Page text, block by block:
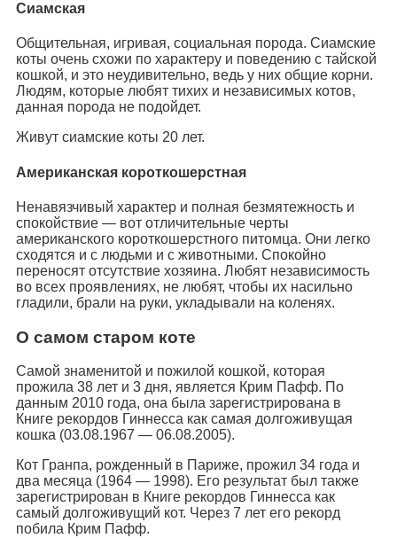
Сиамская
Общительная, игривая, социальная порода. Сиамские
коты очень схожи по характеру и поведению с тайской
кошкой, и это неудивительно, ведь у них общие корни.
Людям, которые любят тихих и независимых котов,
данная порода не подойдет.
Живут сиамские коты 20 лет.
Американская короткошерстная
Ненавязчивый характер и полная безмятежность и
спокойствие — вот отличительные черты
американского короткошерстного питомца. Они легко
сходятся и с людьми и с животными. Спокойно
переносят отсутствие хозяина. Любят независимость
во всех проявлениях, не любят, чтобы их насильно
гладили, брали на руки, укладывали на коленях.
О самом старом коте
Самой знаменитой и пожилой кошкой, которая
прожила 38 лет и 3 дня, является Крим Пафф. По
данным 2010 года, она была зарегистрирована в
Книге рекордов Гиннесса как самая долгоживущая
кошка (03.08.1967 — 06.08.2005).
Кот Гранпа, рожденный в Париже, прожил 34 года и
два месяца (1964 — 1998). Его результат был также
зарегистрирован в Книге рекордов Гиннесcа как
самый долгоживущий кот. Через 7 лет его рекорд
побила Крим Пафф.